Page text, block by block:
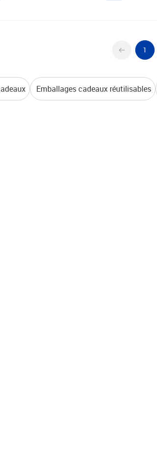
1
Emballages cadeaux réutilisables